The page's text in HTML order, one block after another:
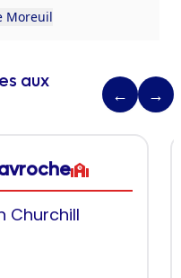
Moreuil
aux
← →
Churchill